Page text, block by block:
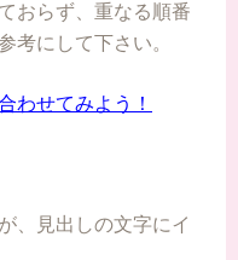
おらず、重なる順番
考にして下さい。
わせてみよう！
、見出しの文字にイ